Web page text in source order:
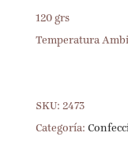
120 grs
Temperatura
SKU: 2473
Categoría: